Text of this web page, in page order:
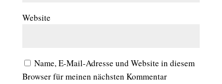
Website
Name, E-Mail-Adresse und Website in diesem
Browser für meinen nächsten Kommentar